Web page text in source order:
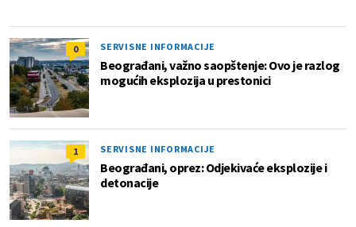
0 SERVISNE INFORMACIJE
Beograđani, važno saopštenje: Ovo je razlog
mogućih eksplozija u prestonici
1 SERVISNE INFORMACIJE
Beograđani, oprez: Odjekivaće eksplozije i
detonacije